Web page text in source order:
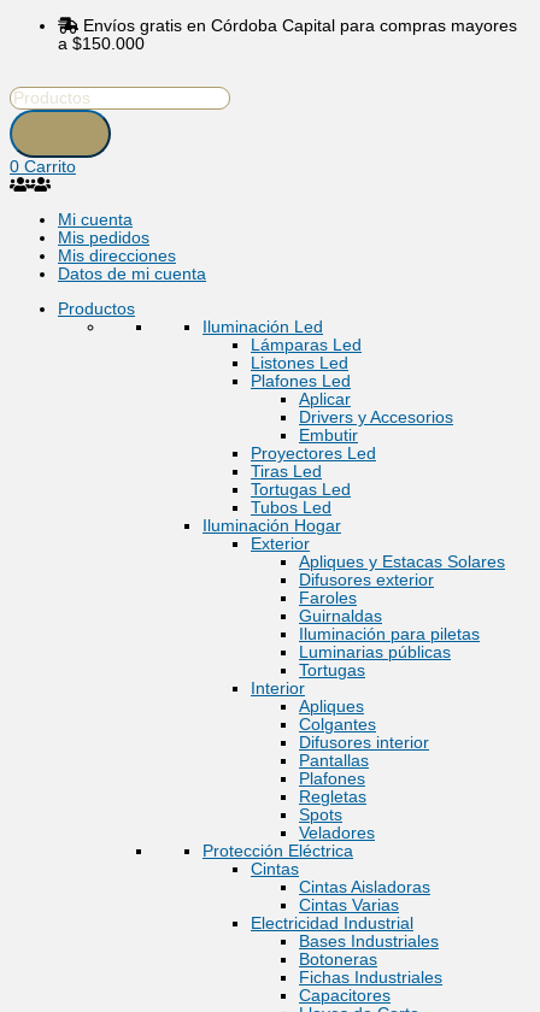
contenido
Envíos gratis en Córdoba Capital para compras mayores
a $150.000
productos
0 Carrito
Mi cuenta
Mis pedidos
Mis direcciones
Datos de mi cuenta
Productos
Iluminación Led
Lámparas Led
Listones Led
Plafones Led
Aplicar
Drivers y Accesorios
Embutir
Proyectores Led
Tiras Led
Tortugas Led
Tubos Led
Iluminación Hogar
Exterior
Apliques y Estacas Solares
Difusores exterior
Faroles
Guirnaldas
Iluminación para piletas
Luminarias públicas
Tortugas
Interior
Apliques
Colgantes
Difusores interior
Pantallas
Plafones
Regletas
Spots
Veladores
Protección Eléctrica
Cintas
Cintas Aisladoras
Cintas Varias
Electricidad Industrial
Bases Industriales
Botoneras
Fichas Industriales
Capacitores
productos